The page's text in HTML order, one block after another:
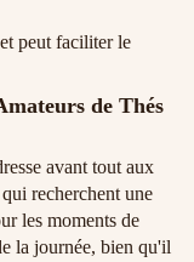
peut faciliter le
de Thés
avant tout aux
recherchent une
les moments de
la journée, bien qu'il